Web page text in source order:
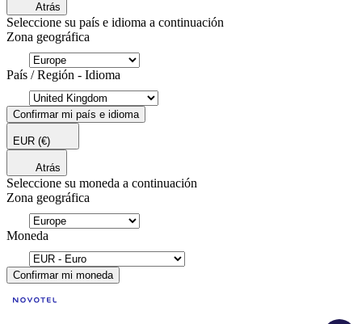
Atrás
Seleccione su país e idioma a continuación
Zona geográfica
País / Región - Idioma
Confirmar mi país e idioma
EUR (€)
Atrás
Seleccione su moneda a continuación
Zona geográfica
Moneda
Confirmar mi moneda